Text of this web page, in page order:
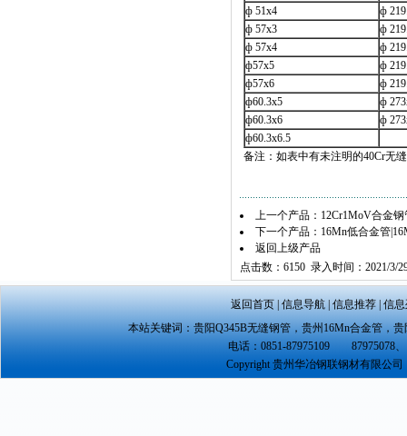
ф 51x4
ф
ф 57x3
ф
ф 57x4
ф
ф57x5
ф
ф57x6
ф
ф60.3x5
ф
ф60.3x6
ф
ф60.3x6.5
备注：如表中有未注明的40Cr无
上一个产品： 12Cr1MoV合金钢
下一个产品： 16Mn低合金管
返回上级产品
点击数：6150 录入时间：2021/3/
返回首页 信息导航 信息推荐 信
本站关键词： 贵阳Q345B无缝钢管 ， 贵州16Mn合金管 ， 贵
电话：0851-87975109 87975078、
Copyright 贵州华冶钢联钢材有限公